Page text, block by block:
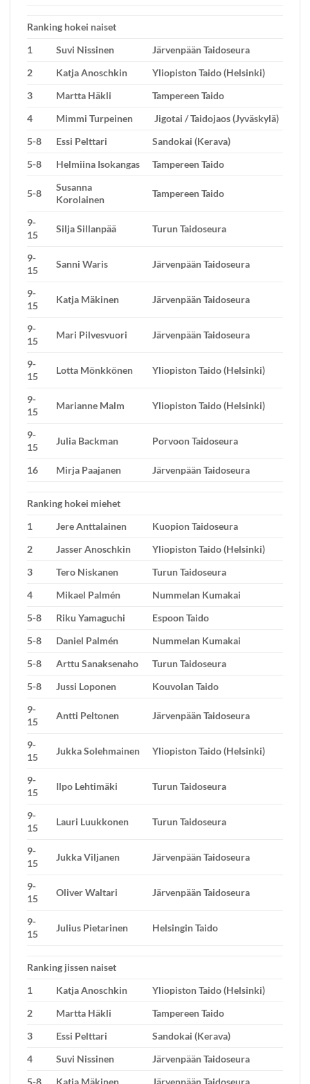
Ranking hokei naiset
1
Suvi Nissinen
Järvenpään Taidoseura
2
Katja Anoschkin
Yliopiston Taido (Helsinki)
3
Martta Häkli
Tampereen Taido
4
Mimmi Turpeinen
Jigotai / Taidojaos (Jyväskylä)
5-8
Essi Pelttari
Sandokai (Kerava)
5-8
Helmiina Isokangas Tampereen Taido
5-8
Susanna
Korolainen
Tampereen Taido
9-
15
Silja Sillanpää Turun Taidoseura
9-
15
Sanni Waris Järvenpään Taidoseura
9-
15
Katja Mäkinen Järvenpään Taidoseura
9-
15
Mari Pilvesvuori Järvenpään Taidoseura
9-
15
Lotta Mönkkönen Yliopiston Taido (Helsinki)
9-
15
Marianne Malm Yliopiston Taido (Helsinki)
9-
15
Julia Backman Porvoon Taidoseura
16 Mirja Paajanen Järvenpään Taidoseura
Ranking hokei miehet
1
Jere Anttalainen
Kuopion Taidoseura
2
Jasser Anoschkin
Yliopiston Taido (Helsinki)
3
Tero Niskanen
Turun Taidoseura
4
Mikael Palmén
Nummelan Kumakai
5-8
Riku Yamaguchi
Espoon Taido
5-8
Daniel Palmén
Nummelan Kumakai
5-8
Arttu Sanaksenaho
Turun Taidoseura
5-8
Jussi Loponen
Kouvolan Taido
9-
15
Antti Peltonen Järvenpään Taidoseura
9-
15
Jukka Solehmainen Yliopiston Taido (Helsinki)
9-
15
Ilpo Lehtimäki Turun Taidoseura
9-
15
Lauri Luukkonen Turun Taidoseura
9-
15
Jukka Viljanen Järvenpään Taidoseura
9-
15
Oliver Waltari Järvenpään Taidoseura
9-
15
Julius Pietarinen Helsingin Taido
Ranking jissen naiset
1
Katja Anoschkin
Yliopiston Taido (Helsinki)
2
Martta Häkli
Tampereen Taido
3
Essi Pelttari
Sandokai (Kerava)
4
Suvi Nissinen
Järvenpään Taidoseura
5-8
Katja Mäkinen Järvenpään Taidoseura